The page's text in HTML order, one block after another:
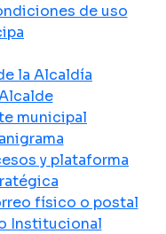
de uso
la Alcaldía
municipal
y plataforma
físico o postal
Institucional